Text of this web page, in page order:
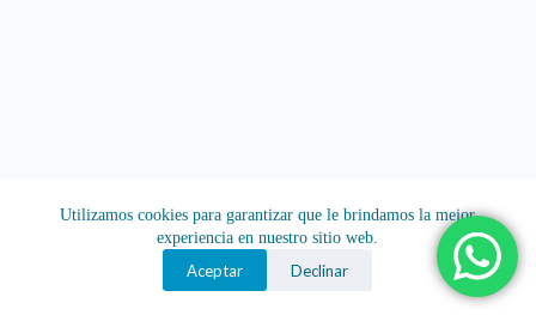
Utilizamos cookies para garantizar que le brindamos la mejor
experiencia en nuestro sitio web.
Aceptar Declinar